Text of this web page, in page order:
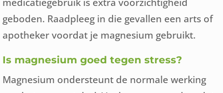
geboden. Raadpleeg in die gevallen een arts of
apotheker voordat je magnesium gebruikt.
Is magnesium goed tegen stress?
Magnesium ondersteunt de normale werking